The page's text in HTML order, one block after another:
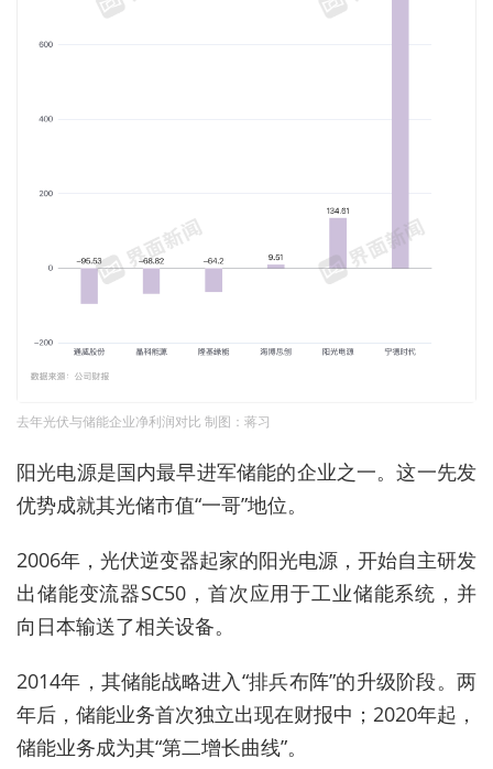
去年光伏与储能企业净利润对比 制图：蒋习
阳光电源是国内最早进军储能的企业之一。这一先发
优势成就其光储市值“一哥”地位。
2006年，光伏逆变器起家的阳光电源，开始自主研发
出储能变流器SC50，首次应用于工业储能系统，并
向日本输送了相关设备。
2014年，其储能战略进入“排兵布阵”的升级阶段。两
年后，储能业务首次独立出现在财报中；2020年起，
储能业务成为其“第二增长曲线”。